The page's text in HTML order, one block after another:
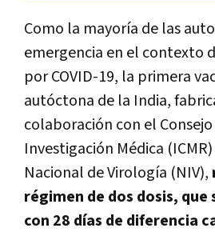
Como la mayoría de las
emergencia en el contexto
por COVID-19, la primera
autóctona de la India,
colaboración con el
Investigación Médica
Nacional de Virología (NIV),
régimen de dos dosis, que
con 28 días de diferencia